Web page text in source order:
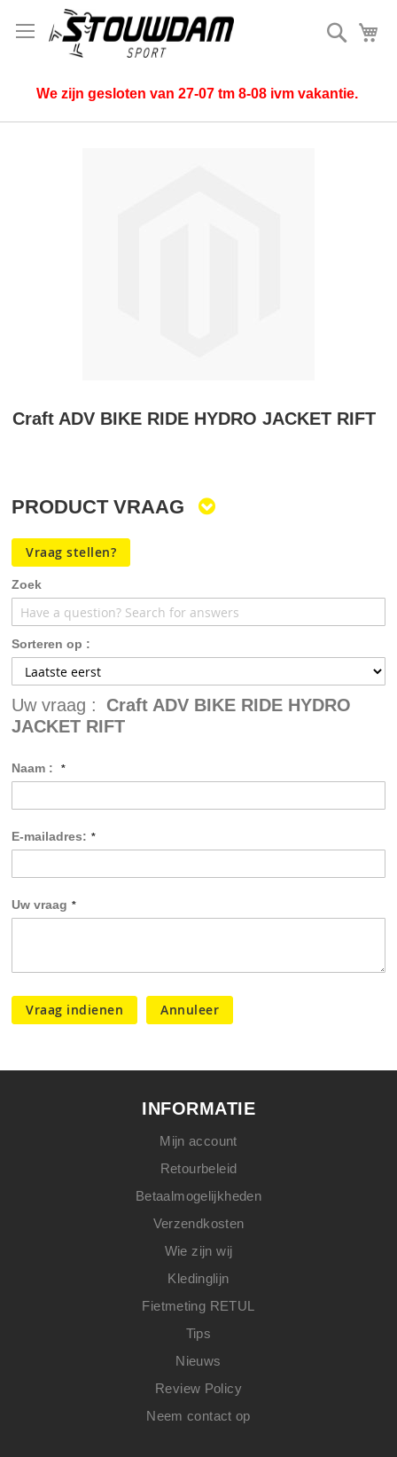
Zoek
We zijn gesloten van 27-07 tm 8-08 ivm vakantie.
Craft ADV BIKE RIDE HYDRO JACKET RIFT
Ga
de
gallerij
PRODUCT VRAAG
Vraag stellen?
Zoek
Sorteren op :
Uw vraag :
Craft ADV BIKE RIDE HYDRO
JACKET RIFT
Naam :
E-mailadres:
Uw vraag
Vraag indienen Annuleer
INFORMATIE
Mijn account
Retourbeleid
Betaalmogelijkheden
Verzendkosten
Wie zijn wij
Kledinglijn
Fietmeting RETUL
Tips
Nieuws
Review Policy
Neem contact op